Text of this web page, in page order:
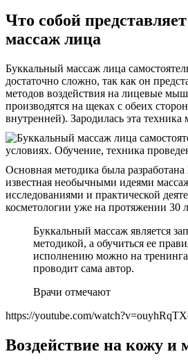
Что собой
массаж лица
Буккальный массаж лица
достаточно сложно, так как он
методов воздействия на лицевые
производятся на щеках с обеих
внутренней). Зародилась эта
Основная методика была
известная необычными идеями
исследованиями и практической
косметологии уже на протяжении 30
Буккальный массаж является
методикой, а обучиться ее
исполнению можно на
проводит сама автор.
Врачи отмечают
https://youtube.com/
Воздействие на кожу